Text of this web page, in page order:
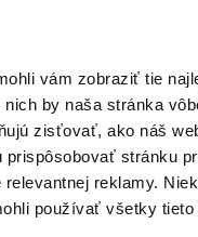
vám zobraziť tie
by naša stránka
zisťovať, ako náš
stránku
reklamy.
používať všetky